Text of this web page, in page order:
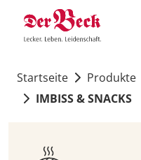
Startseite Produkte
IMBISS & SNACKS